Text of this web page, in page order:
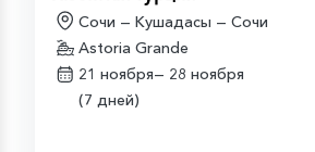
Сочи — Кушадасы — Сочи
Astoria Grande
21 ноября— 28 ноября
(7 дней)